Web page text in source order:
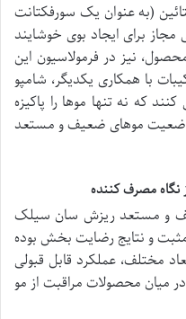
(به عنوان یک سورفکتانت
برای ایجاد بوی خوشایند
نیز در فرمولاسیون این
با همکاری یکدیگر، شامپو
که نه تنها موها را پاکیزه
وضعیت موهای ضعیف و مستعد
نگاه مصرف کننده
و مستعد ریزش سان سیلک
مثبت و نتایج رضایت بخش بوده
مختلف، عملکرد قابل قبولی
میان محصولات مراقبت از مو